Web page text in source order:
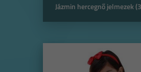
Jázmin hercegnő jelmezek